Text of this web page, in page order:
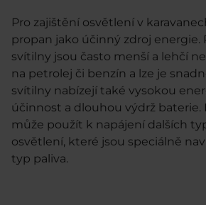
Pro zajištění osvětlení v
propan jako účinný zdroj energie.
svítilny jsou často menší a lehčí
na petrolej či benzín a lze je
svítilny nabízejí také vysokou
účinnost a dlouhou výdrž baterie.
může použít k napájení dalších
osvětlení, které jsou speciálně
typ paliva.